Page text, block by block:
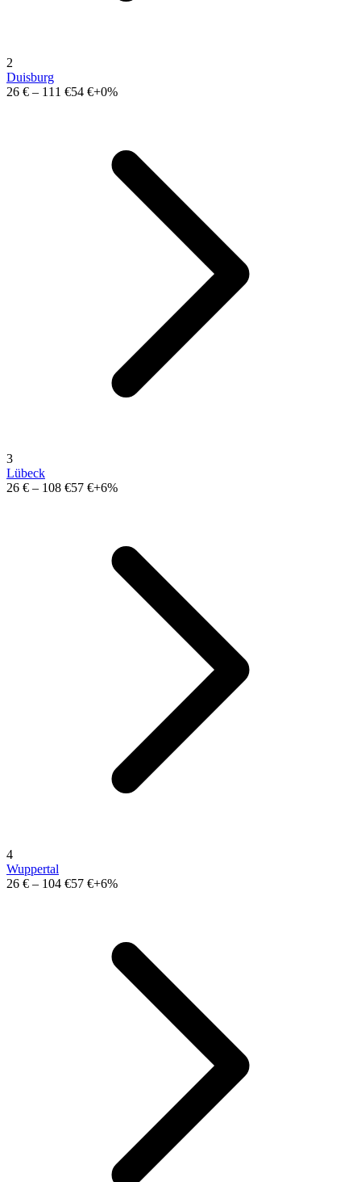
2
Duisburg
26 € – 111 €54 €+0%
3
Lübeck
26 € – 108 €57 €+6%
4
Wuppertal
26 € – 104 €57 €+6%